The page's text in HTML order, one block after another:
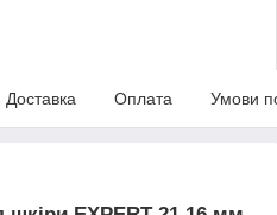
Доставка Оплата Умови